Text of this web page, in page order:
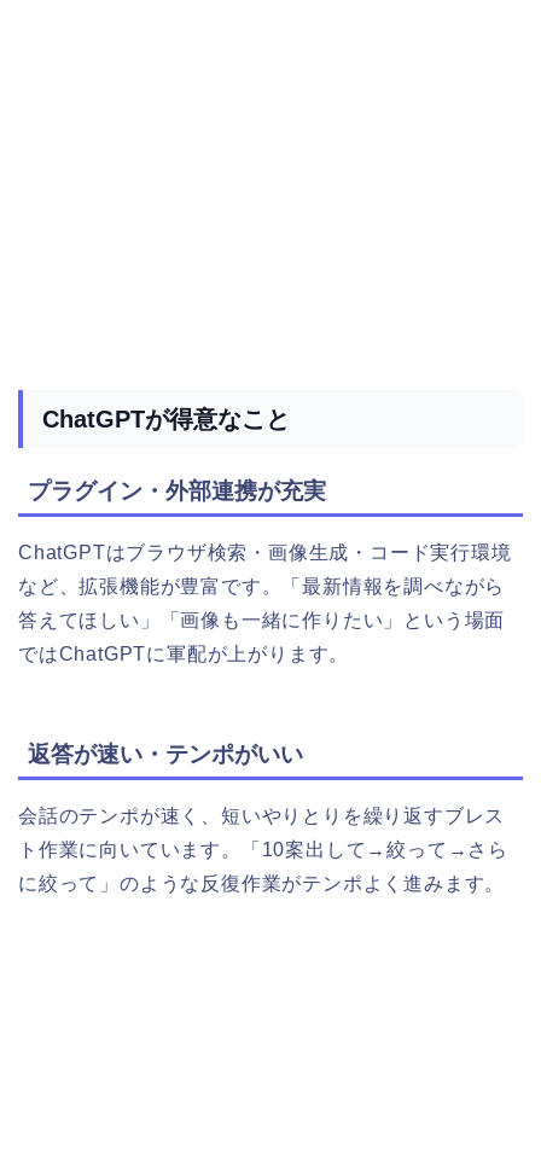
ChatGPTが得意なこと
プラグイン・外部連携が充実
ChatGPTはブラウザ検索・画像生成・コード実行環境
など、拡張機能が豊富です。「最新情報を調べながら
答えてほしい」「画像も一緒に作りたい」という場面
ではChatGPTに軍配が上がります。
返答が速い・テンポがいい
会話のテンポが速く、短いやりとりを繰り返すブレス
ト作業に向いています。「10案出して→絞って→さら
に絞って」のような反復作業がテンポよく進みます。